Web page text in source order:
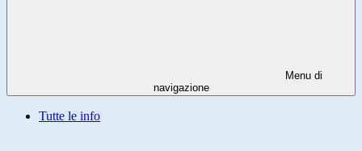
Menu di
navigazione
Tutte le info